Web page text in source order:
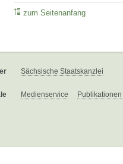
zum Seitenanfang
Sächsische Staatskanzlei
Medienservice Publikationen